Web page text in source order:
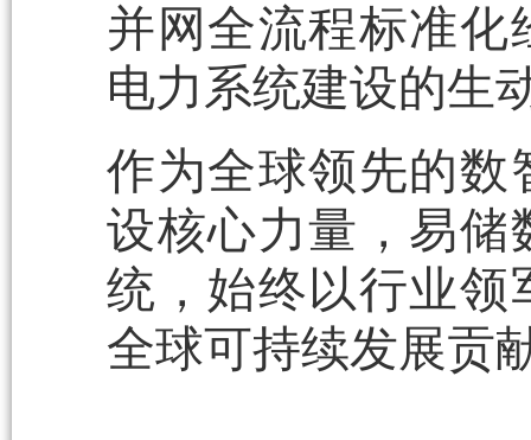
并网全流程标准
电力系统建设的生
作为全球领先的数
设核心力量，易储
统，始终以行业领
全球可持续发展贡